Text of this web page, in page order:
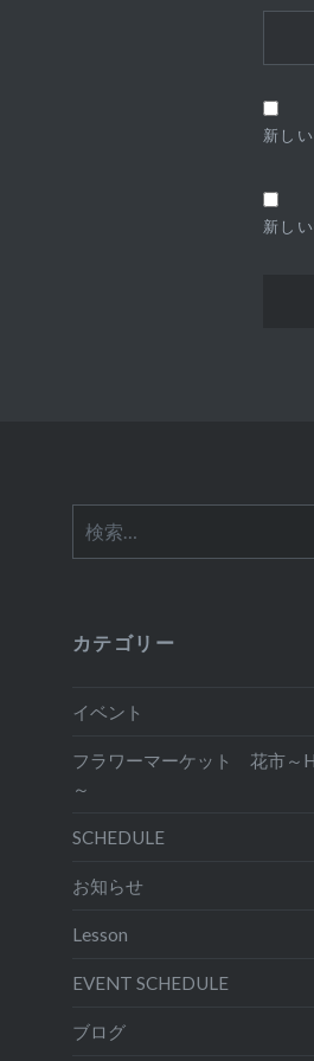
新し
新し
索:
カテゴリー
イベント
フラワーマーケット 花市～
～
SCHEDULE
お知らせ
Lesson
EVENT SCHEDULE
ブログ